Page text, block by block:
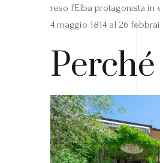
reso l’Elba protagonista
4 maggio 1814 al 26